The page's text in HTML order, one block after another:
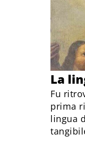
La
Fu
prima
lingua